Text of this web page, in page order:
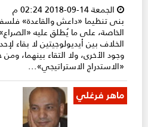
الجمعة 14-09-2018 02:24 م
بنى تنظيما «داعش والقاعدة»
الخاصة، على ما يُطلق عليه
الخلاف بين أيديولوجيتين لا بقاء
وجود الأخرى، ولا التقاء بينهما،
«الاستدراج الاستراتيجي»...
ماهر فرغلي